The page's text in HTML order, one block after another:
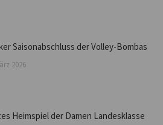
Saisonabschluss der Volley-Bombas
2026
Heimspiel der Damen Landesklasse